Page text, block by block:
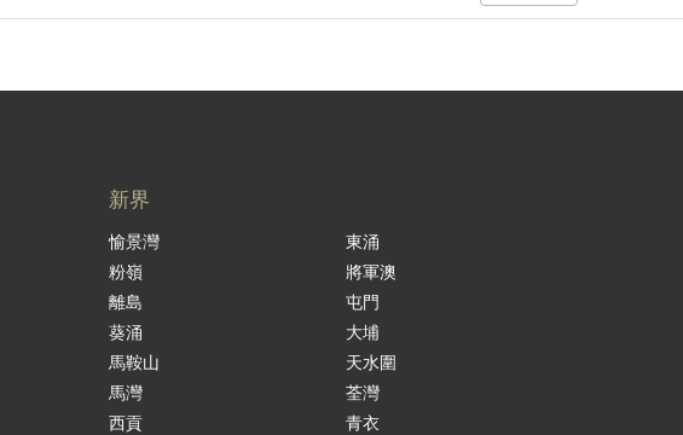
新界
愉景灣
粉嶺
離島
葵涌
馬鞍山
馬灣
西貢
東涌
將軍澳
屯門
大埔
天水圍
荃灣
青衣